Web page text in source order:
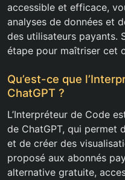
accessible et efficace,
analyses de données et
des utilisateurs payants.
étape pour maîtriser cet
Qu’est-ce que
ChatGPT ?
L’Interpréteur de Code
de ChatGPT, qui permet
et de créer des
proposé aux abonnés
alternative gratuite,